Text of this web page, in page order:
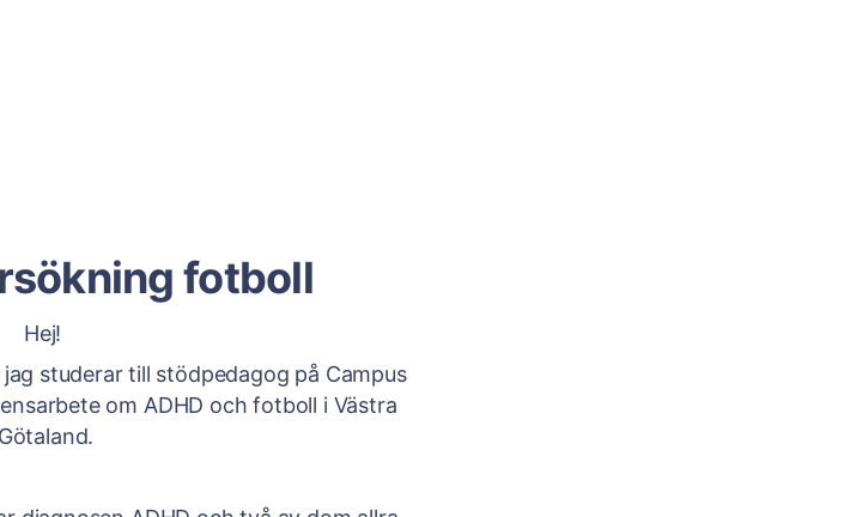
fotboll
Hej!
studerar till stödpedagog på Campus
om ADHD och fotboll i Västra
Götaland.